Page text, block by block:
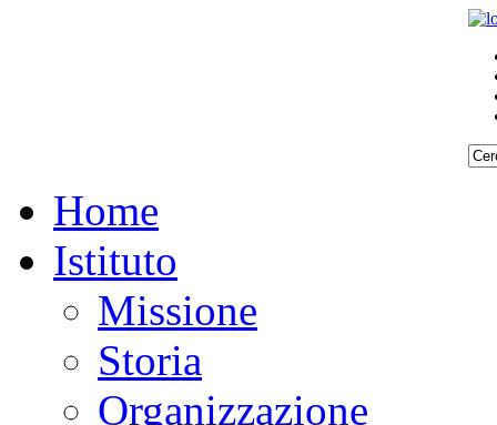
Home
Istituto
Missione
Storia
Organizzazione